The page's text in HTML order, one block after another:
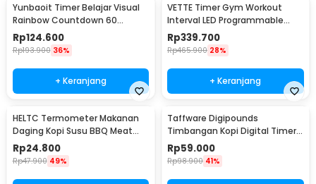
Yunbaoit Timer Belajar Visual
Rainbow Countdown 60
Minutes - VT01
Rp124.600
Rp193.900 36%
+ Keranjang
VETTE Timer Gym Workout
Interval LED Programmable
Remote Control - VT-40
Rp339.700
Rp465.900 28%
+ Keranjang
HELTC Termometer Makanan
Daging Kopi Susu BBQ Meat
Temperature Analog - EC1
Rp24.800
Rp47.900 49%
Taffware Digipounds
Timbangan Kopi Digital Timer
Coffee Scale 0.1g 3kg - MS-K07
Rp59.000
Rp98.900 41%